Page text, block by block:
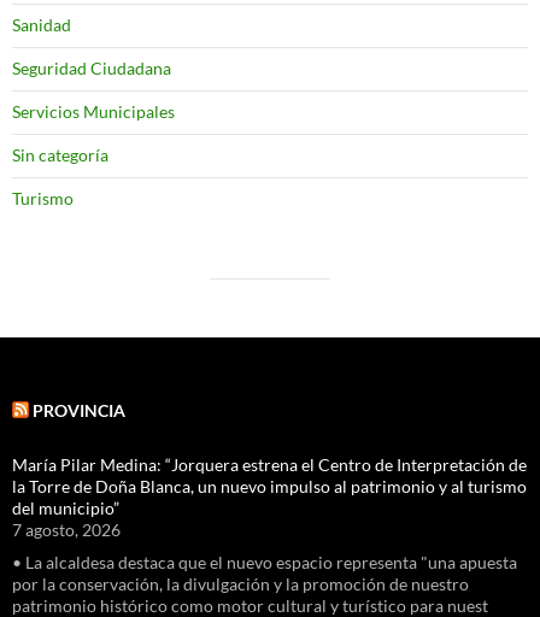
Sanidad
Seguridad Ciudadana
Servicios Municipales
Sin categoría
Turismo
PROVINCIA
María Pilar Medina: “Jorquera estrena el Centro de Interpretación de
la Torre de Doña Blanca, un nuevo impulso al patrimonio y al turismo
del municipio”
7 agosto, 2026
• La alcaldesa destaca que el nuevo espacio representa "una apuesta
por la conservación, la divulgación y la promoción de nuestro
patrimonio histórico como motor cultural y turístico para nuest